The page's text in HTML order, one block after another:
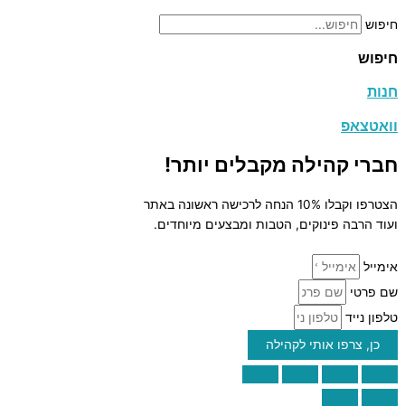
חיפוש
חיפוש
חנות
וואטצאפ
חברי קהילה מקבלים יותר!
הצטרפו וקבלו 10% הנחה לרכישה ראשונה באתר
ועוד הרבה פינוקים, הטבות ומבצעים מיוחדים.
אימייל
שם פרטי
טלפון נייד
כן, צרפו אותי לקהילה